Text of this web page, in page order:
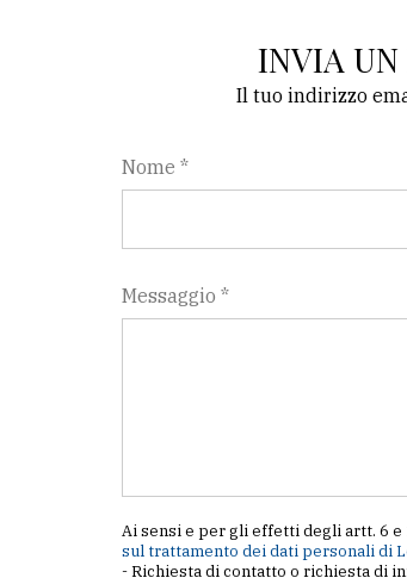
INVIA UN
Il tuo indirizzo
Nome *
Messaggio *
Ai sensi e per gli effetti degli artt. 6
sul trattamento dei dati personali di
- Richiesta di contatto o richiesta di